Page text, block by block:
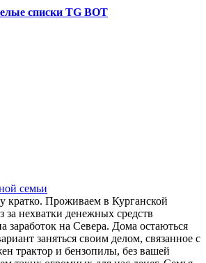
списки TG BOT
кратко. Проживаем в Курганской
за нехватки денежных средств
заработок на Севера. Дома остаються
заняться своим делом, связанное с
трактор и бензопилы, без вашей